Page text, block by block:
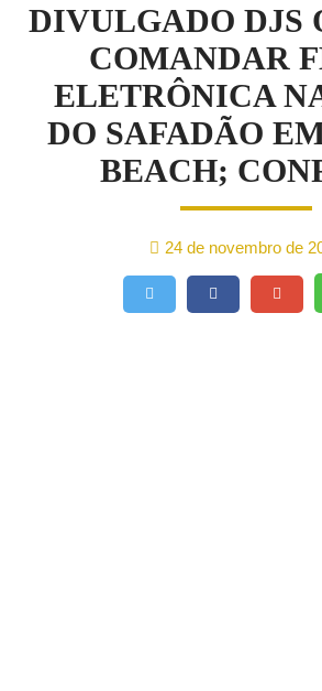
DIVULGADO DJS
COMANDAR
ELETRÔNICA
DO SAFADÃO
BEACH;
24 de novembro de